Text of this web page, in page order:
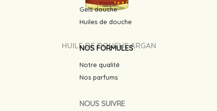
HUILE DE DOUCHE ARGAN
Gels douche
Huiles de douche
NOS FORMULES
Notre qualité
Nos parfums
NOUS SUIVRE